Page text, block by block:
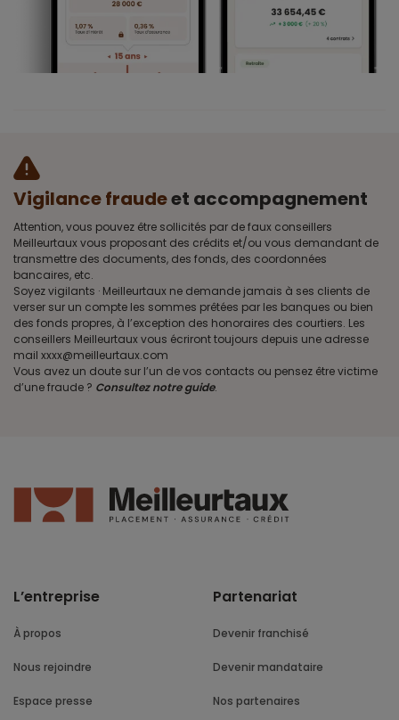
Vigilance fraudeet accompagnement
Attention, vous pouvez être sollicités par de faux conseillers
Meilleurtaux vous proposant des crédits et/ou vous demandant de
transmettre des documents, des fonds, des coordonnées
bancaires, etc.
Soyez vigilants · Meilleurtaux ne demande jamais à ses clients de
verser sur un compte les sommes prêtées par les banques ou bien
des fonds propres, à l’exception des honoraires des courtiers. Les
conseillers Meilleurtaux vous écriront toujours depuis une adresse
mail xxxx@meilleurtaux.com
Vous avez un doute sur l’un de vos contacts ou pensez être victime
d’une fraude ? Consultez notre guide.
L’entreprise
À propos
Nous rejoindre
Espace presse
Partenariat
Devenir franchisé
Devenir mandataire
Nos partenaires